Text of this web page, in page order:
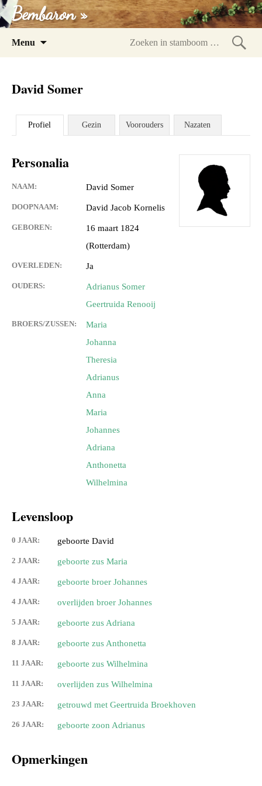
Bembaron »
Menu
David Somer
Profiel Gezin Voorouders Nazaten
Personalia
NAAM: David Somer
DOOPNAAM: David Jacob Kornelis
GEBOREN:
16 maart 1824
(Rotterdam)
OVERLEDEN: Ja
OUDERS:
Adrianus Somer
Geertruida Renooij
BROERS/ZUSSEN:
Maria
Johanna
Theresia
Adrianus
Anna
Maria
Johannes
Adriana
Anthonetta
Wilhelmina
Levensloop
0 JAAR: geboorte David
2 JAAR: geboorte zus Maria
4 JAAR: geboorte broer Johannes
4 JAAR: overlijden broer Johannes
5 JAAR: geboorte zus Adriana
8 JAAR: geboorte zus Anthonetta
11 JAAR: geboorte zus Wilhelmina
11 JAAR: overlijden zus Wilhelmina
23 JAAR: getrouwd met Geertruida Broekhoven
26 JAAR: geboorte zoon Adrianus
Opmerkingen